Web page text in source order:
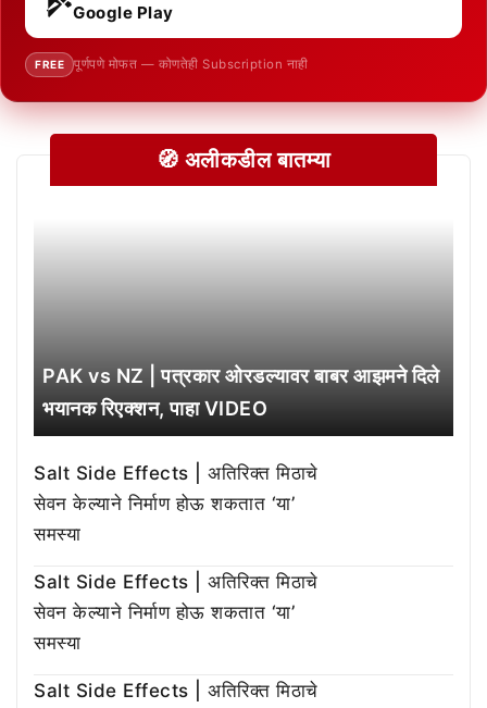
Google Play
FREE पूर्णपणे मोफत — कोणतेही Subscription नाही
🧭 अलीकडील बातम्या
PAK vs NZ | पत्रकार ओरडल्यावर बाबर आझमने दिले
भयानक रिएक्शन, पाहा VIDEO
Salt Side Effects | अतिरिक्त मिठाचे
सेवन केल्याने निर्माण होऊ शकतात ‘या’
समस्या
Salt Side Effects | अतिरिक्त मिठाचे
सेवन केल्याने निर्माण होऊ शकतात ‘या’
समस्या
Salt Side Effects | अतिरिक्त मिठाचे